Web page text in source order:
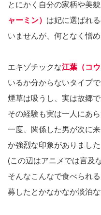
とにかく自分の家柄や美
ャーミン） は妃に選ばれ
いませんが、何となく憎
エキゾチックな江葉（コウ
いるか分からないタイプで
煙草は吸うし、実は故郷
その経験も実は一人にあ
一度、関係した男が次に
か強烈な印象がありました
(この辺はアニメでは言及
そんなこんなで食べられ
募したとかなかなか淡泊な